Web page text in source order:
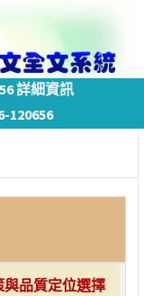
詳細資訊
120656
品質定位選擇